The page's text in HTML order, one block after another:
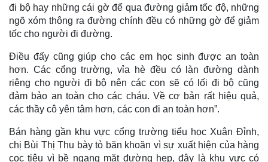
đi bộ hay những cái gờ để qua đường giảm tốc độ, những
ngõ xóm thông ra đường chính đều có những gờ để giảm
tốc cho người đi đường.
Điều đấy cũng giúp cho các em học sinh được an toàn
hơn. Các cổng trường, vỉa hè đều có làn đường dành
riêng cho người đi bộ nên các con sẽ có lối đi bộ cũng
đảm bảo an toàn cho các cháu. Về cơ bản rất hiệu quả,
các thầy cô yên tâm hơn, các con đi an toàn hơn”.
Bán hàng gần khu vực cổng trường tiểu học Xuân Đỉnh,
chị Bùi Thị Thu bày tỏ băn khoăn vì sự xuất hiện của hàng
cọc tiêu vì bề ngang mặt đường hẹp, đây là khu vực có